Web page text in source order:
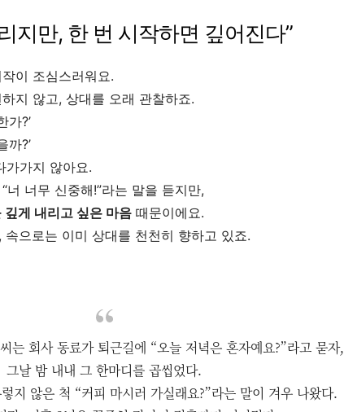
지만, 한 번 시작하면 깊어진다”
이 조심스러워요.
지 않고, 상대를 오래 관찰하죠.
가?’
까?’
가가지 않아요.
너 너무 신중해!”라는 말을 듣지만,
깊게 내리고 싶은 마음 때문이에요.
으로는 이미 상대를 천천히 향하고 있죠.
는 회사 동료가 퇴근길에 “오늘 저녁은 혼자예요?”라고 묻자,
그날 밤 내내 그 한마디를 곱씹었다.
지 않은 척 “커피 마시러 가실래요?”라는 말이 겨우 나왔다.